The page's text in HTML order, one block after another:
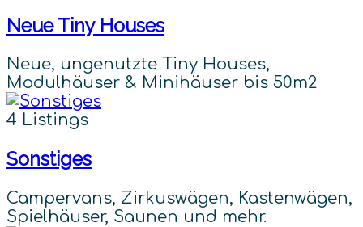
Neue Tiny Houses
Neue, ungenutzte Tiny Houses,
Modulhäuser & Minihäuser bis 50m2
4 Listings
Sonstiges
Campervans, Zirkuswägen, Kastenwägen,
Spielhäuser, Saunen und mehr.